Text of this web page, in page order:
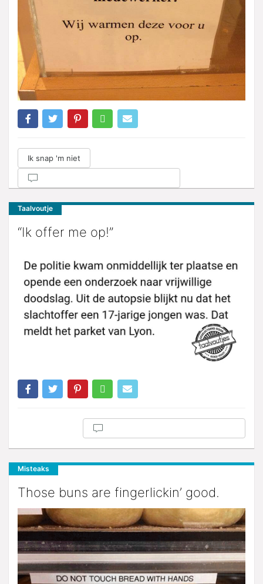
Ik snap 'm niet
Taalvoutje
“Ik offer me op!”
Misteaks
Those buns are fingerlickin’ good.